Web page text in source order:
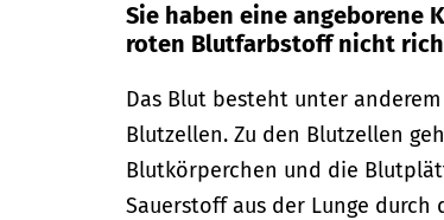
Sie haben eine angeborene
roten Blutfarbstoff nicht
Das Blut besteht unter
Blutzellen. Zu den Blutzellen
Blutkörperchen und die
Sauerstoff aus der Lunge durch